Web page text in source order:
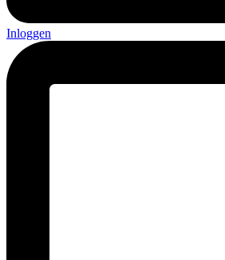
Inloggen